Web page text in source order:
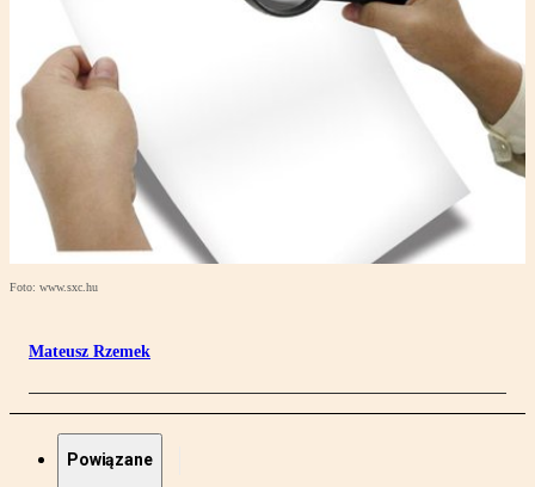
Foto: www.sxc.hu
Mateusz Rzemek
Powiązane